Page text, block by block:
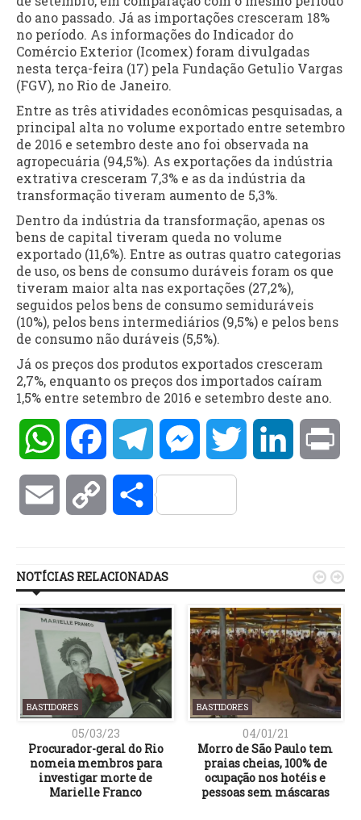
do ano passado. Já as importações cresceram 18%
no período. As informações do Indicador do
Comércio Exterior (Icomex) foram divulgadas
nesta terça-feira (17) pela Fundação Getulio Vargas
(FGV), no Rio de Janeiro.
Entre as três atividades econômicas pesquisadas, a
principal alta no volume exportado entre setembro
de 2016 e setembro deste ano foi observada na
agropecuária (94,5%). As exportações da indústria
extrativa cresceram 7,3% e as da indústria da
transformação tiveram aumento de 5,3%.
Dentro da indústria da transformação, apenas os
bens de capital tiveram queda no volume
exportado (11,6%). Entre as outras quatro categorias
de uso, os bens de consumo duráveis foram os que
tiveram maior alta nas exportações (27,2%),
seguidos pelos bens de consumo semiduráveis
(10%), pelos bens intermediários (9,5%) e pelos bens
de consumo não duráveis (5,5%).
Já os preços dos produtos exportados cresceram
2,7%, enquanto os preços dos importados caíram
1,5% entre setembro de 2016 e setembro deste ano.
WhatsAppFacebookTelegramMessengerTwitter LinkedIn
Email Copy Compartilhar
NOTÍCIAS RELACIONADAS
BASTIDORES
05/03/23
Procurador-geral do Rio
nomeia membros para
investigar morte de
Marielle Franco
BASTIDORES
04/01/21
Morro de São Paulo tem
praias cheias, 100% de
ocupação nos hotéis e
pessoas sem máscaras
 